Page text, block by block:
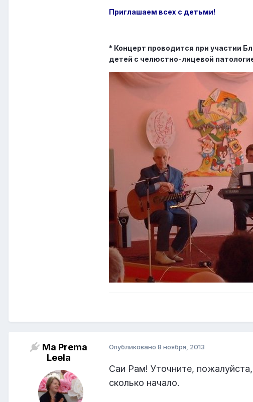
Приглашаем всех с детьми!
* Концерт проводится при участии
детей с челюстно-лицевой
Ma Prema
Leela
Опубликовано 8 ноября, 2013
Саи Рам! Уточните,
сколько начало.